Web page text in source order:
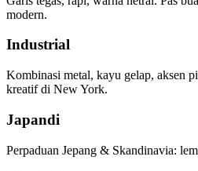
modern.
Industrial
Kombinasi metal, kayu gelap, aksen
kreatif di New York.
Japandi
Perpaduan Jepang & Skandinavia: